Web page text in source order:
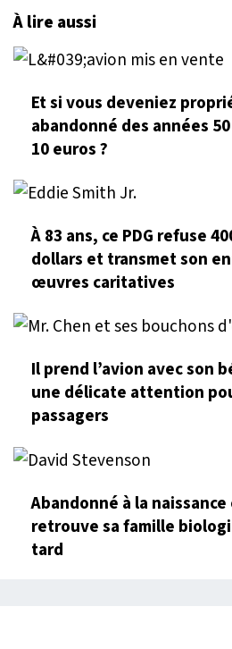
À lire aussi
Et si vous deveniez
abandonné des années
10 euros ?
À 83 ans, ce PDG refuse
dollars et transmet son
œuvres caritatives
Il prend l’avion avec son
une délicate attention
passagers
Abandonné à la
retrouve sa famille
tard